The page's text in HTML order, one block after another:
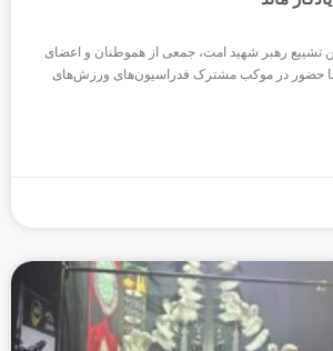
تشییع رهبر شهید امت، جمعی از هموطنان و اعضای
حضور در موکب مشترک فدراسیون‌های ورزش‌های